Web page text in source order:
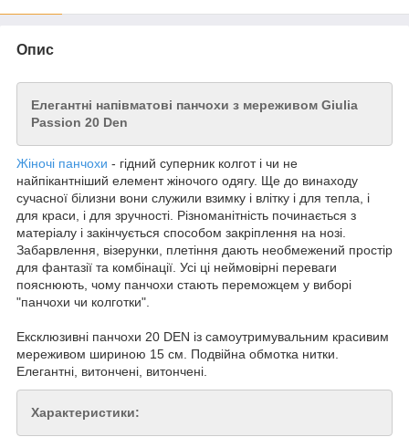
Опис
Елегантні напівматові панчохи з мереживом Giulia
Passion 20 Den
Жіночі панчохи - гідний суперник колгот і чи не
найпікантніший елемент жіночого одягу. Ще до винаходу
сучасної білизни вони служили взимку і влітку і для тепла, і
для краси, і для зручності. Різноманітність починається з
матеріалу і закінчується способом закріплення на нозі.
Забарвлення, візерунки, плетіння дають необмежений простір
для фантазії та комбінації. Усі ці неймовірні переваги
пояснюють, чому панчохи стають переможцем у виборі
"панчохи чи колготки".
Ексклюзивні панчохи 20 DEN із самоутримувальним красивим
мереживом шириною 15 см. Подвійна обмотка нитки.
Елегантні, витончені, витончені.
Характеристики: